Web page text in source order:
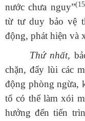
nước chưa nguy”
từ tư duy bảo vệ
động, phát hiện và
Thứ nhất,
chặn, đẩy lùi các
động phòng ngừa,
tố có thể làm xói
hưởng đến tiến